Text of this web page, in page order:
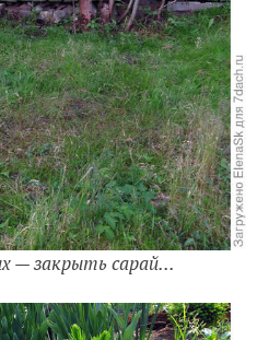
— закрыть сарай...